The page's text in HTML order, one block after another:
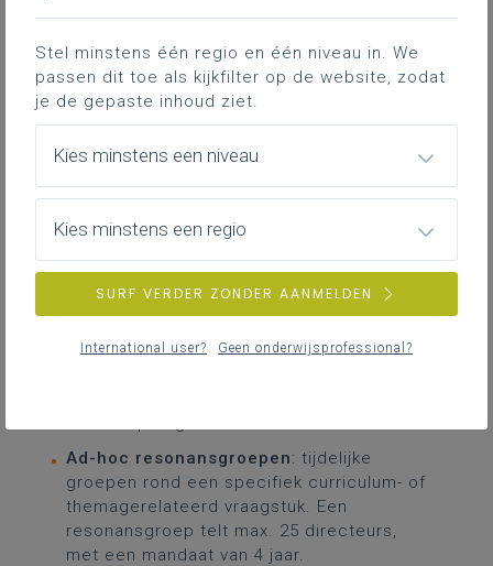
Resonansgroepen
We onderscheidendrie types
resonansgroepen:
Finaliteits- of graadgebonden
Resonansgroep doorstroom
Resonansgroep arbeidsmarkt
Resonansgroep eerste graad
Studiedomeingebonden
organisatie, Maatschappij & welzijn, STEM,
Ad-hoc resonansgroepen: tijdelijke
groepen rond een specifiek curriculum- of
themagerelateerd vraagstuk. Een
resonansgroep telt max. 25 directeurs,
met een mandaat van 4 jaar.
Stel minstens één regio en één niveau in. We
passen dit toe als kijkfilter op de website, zodat
je de gepaste inhoud ziet.
Kies minstens een niveau
Kies minstens een regio
SURF VERDER ZONDER AANMELDEN
International user? Geen onderwijsprofessional?